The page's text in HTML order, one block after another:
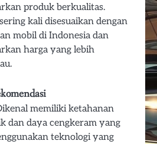
produk berkualitas.
kali disesuaikan dengan
mobil di Indonesia dan
harga yang lebih
memiliki ketahanan
dan daya cengkeram yang
teknologi yang